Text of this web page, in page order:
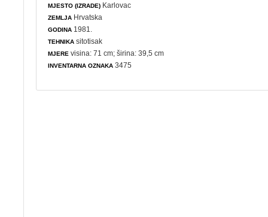
MJESTO (IZRADE) Karlovac
ZEMLJA Hrvatska
GODINA 1981.
TEHNIKA sitotisak
MJERE visina: 71 cm; širina: 39,5 cm
INVENTARNA OZNAKA 3475